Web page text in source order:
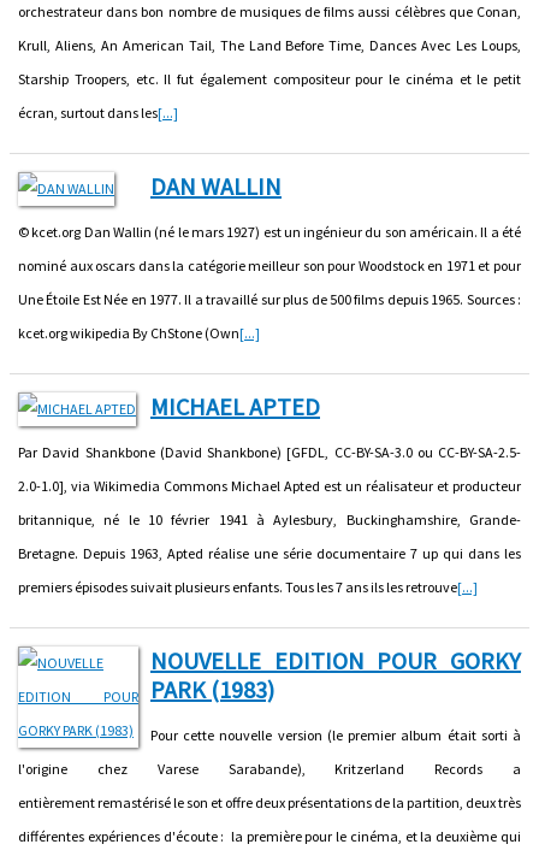
orchestrateur dans bon nombre de musiques de films aussi célèbres que Conan,
Krull, Aliens, An American Tail, The Land Before Time, Dances Avec Les Loups,
Starship Troopers, etc. Il fut également compositeur pour le cinéma et le petit
écran, surtout dans les[...]
DAN WALLIN
© kcet.org Dan Wallin (né le mars 1927) est un ingénieur du son américain. Il a été
nominé aux oscars dans la catégorie meilleur son pour Woodstock en 1971 et pour
Une Étoile Est Née en 1977. Il a travaillé sur plus de 500 films depuis 1965. Sources :
kcet.org wikipedia By ChStone (Own[...]
MICHAEL APTED
Par David Shankbone (David Shankbone) [GFDL, CC-BY-SA-3.0 ou CC-BY-SA-2.5-
2.0-1.0], via Wikimedia Commons Michael Apted est un réalisateur et producteur
britannique, né le 10 février 1941 à Aylesbury, Buckinghamshire, Grande-
Bretagne. Depuis 1963, Apted réalise une série documentaire 7 up qui dans les
premiers épisodes suivait plusieurs enfants. Tous les 7 ans ils les retrouve[...]
NOUVELLE EDITION POUR GORKY
PARK (1983)
Pour cette nouvelle version (le premier album était sorti à
l'origine chez Varese Sarabande), Kritzerland Records a
entièrement remastérisé le son et offre deux présentations de la partition, deux très
différentes expériences d'écoute : la première pour le cinéma, et la deuxième qui